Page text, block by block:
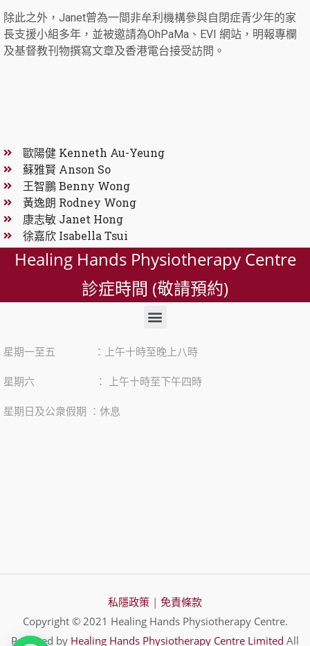
除此之外，Janet曾為一間非牟利機構參與自閉症青少年的家
長支援小組多年，並被邀請為OhPaMa、EVI 網站，明報專欄
及基督教刊物撰寫文章及香港電台接受訪問。
歐陽健 Kenneth Au-Yeung
蘇雅賢 Anson So
王智鵬 Benny Wong
黃逸朗 Rodney Wong
康志敏 Janet Hong
徐嘉欣 Isabella Tsui
Healing Hands Physiotherapy Centre
診症時間 (敬請預約)
星期一至五 ：上午十時至晚上八時
星期六 ： 上午十時至下午四時
星期日及公衆假期 ：休息
私隱政策 | 免責條款
Copyright © 2021 Healing Hands Physiotherapy Centre.
Powered by Healing Hands Physiotherapy Centre Limited All